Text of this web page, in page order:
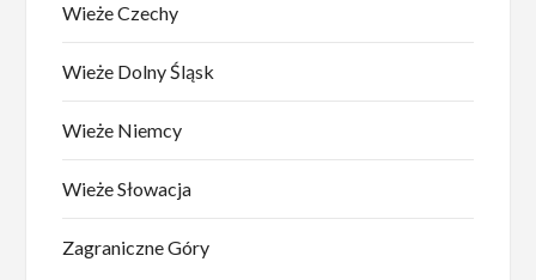
Wieże Czechy
Wieże Dolny Śląsk
Wieże Niemcy
Wieże Słowacja
Zagraniczne Góry